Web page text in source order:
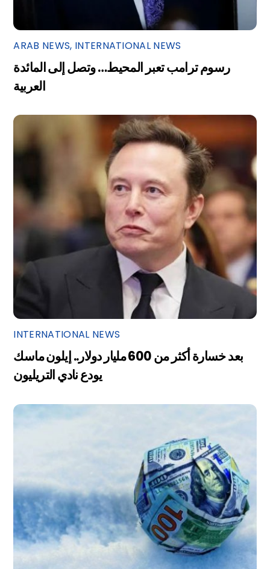
ARAB NEWS, INTERNATIONAL NEWS
رسوم ترامب تعبر المحيط… وتصل إلى المائدة
العربية
INTERNATIONAL NEWS
بعد خسارة أكثر من 600 مليار دولار.. إيلون ماسك
يودع نادي التريليون